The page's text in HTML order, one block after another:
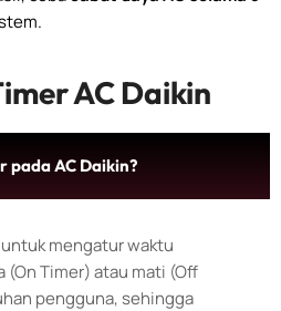
AC Daikin
AC Daikin?
mengatur waktu
Timer) atau mati (Off
pengguna, sehingga